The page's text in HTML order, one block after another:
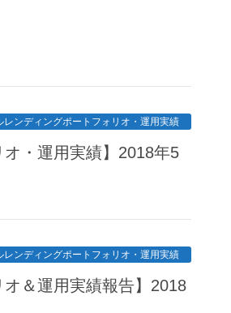
レンディングポートフォリオ・運用実績
オ・運用実績】2018年5
レンディングポートフォリオ・運用実績
オ＆運用実績報告】2018